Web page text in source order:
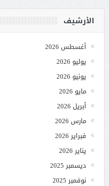
الأرشيف
أغسطس 2026
يوليو 2026
يونيو 2026
مايو 2026
أبريل 2026
مارس 2026
فبراير 2026
يناير 2026
ديسمبر 2025
نوفمبر 2025